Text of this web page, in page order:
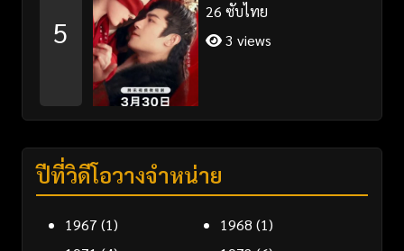
5
26 ซับไทย
3 views
ปีที่วิดีโอวางจำหน่าย
1967 (1) 1968 (1)